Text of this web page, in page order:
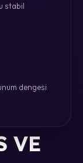
stabil
dengesi
VE